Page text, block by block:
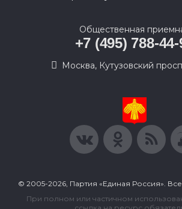
Общественная
+7 (495) 788-44-
Москва, Кутузовский
© 2005-2026, Партия «Единая Россия».
При полном или частичном